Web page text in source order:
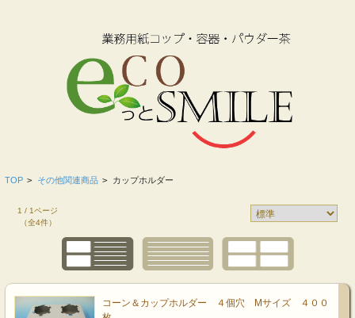
TOP > その他関連商品 > カップホルダー
1 / 1ページ
（全4件）
コーン＆カップホルダー ４個穴 Mサイズ ４００